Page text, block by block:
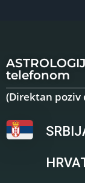
telefonom
(Direktan